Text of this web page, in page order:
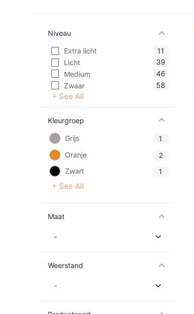
Niveau
Extra licht
11
Licht
39
Medium
46
Zwaar
58
+ See All
Kleurgroep
Grijs
1
Oranje
2
Zwart
1
+ See All
Maat
Weerstand